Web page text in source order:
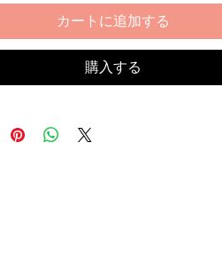
カートに追加する
購入する